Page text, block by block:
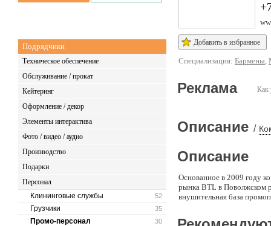
Подрядчики
Техническое обеспечение
Обслуживание / прокат
Кейтеринг
Оформление / декор
Элементы интерактива
Фото / видео / аудио
Производство
Подарки
Персонал
52
Клининговые службы
35
Грузчики
30
Промо-персонал
Добавить в избранное
Специализация: Бармены,
Как
Реклама
Описание /
Описание
Основанное в 2009 году
рынка BTL в Поволжском
внушительная база